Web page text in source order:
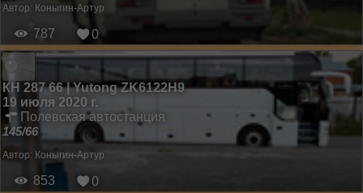
Автор: Коныгин-Артур
787 0
КН 287 66 | Yutong ZK6122H9
19 июля 2020 г.
Полевская автостанция
145/66
Автор: Коныгин-Артур
853 0